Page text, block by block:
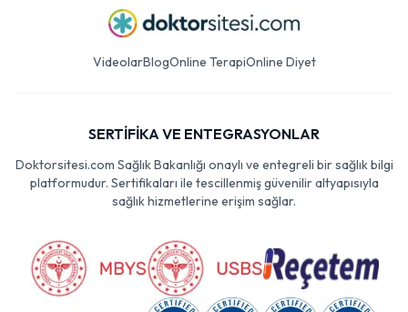
VideolarBlogOnline TerapiOnline Diyet
SERTİFİKA VE ENTEGRASYONLAR
Doktorsitesi.com Sağlık Bakanlığı onaylı ve entegreli bir sağlık bilgi
platformudur. Sertifikaları ile tescillenmiş güvenilir altyapısıyla
sağlık hizmetlerine erişim sağlar.